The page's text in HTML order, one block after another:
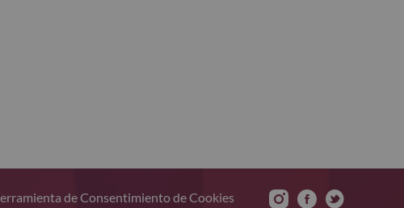
de Consentimiento de Cookies